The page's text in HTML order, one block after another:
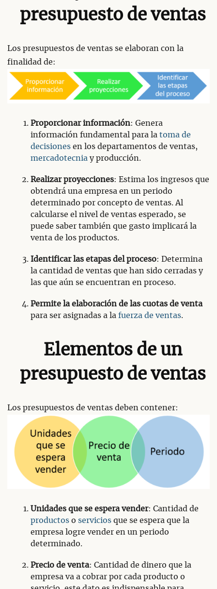
presupuesto de ventas
Los presupuestos de ventas se elaboran con la
finalidad de:
Proporcionar información: Genera
información fundamental para la toma de
decisiones en los departamentos de ventas,
mercadotecnia y producción.
Realizar proyecciones: Estima los ingresos que
obtendrá una empresa en un periodo
determinado por concepto de ventas. Al
calcularse el nivel de ventas esperado, se
puede saber también que gasto implicará la
venta de los productos.
Identificar las etapas del proceso: Determina
la cantidad de ventas que han sido cerradas y
las que aún se encuentran en proceso.
Permite la elaboración de las cuotas de venta
para ser asignadas a la fuerza de ventas.
Elementos de un
presupuesto de ventas
Los presupuestos de ventas deben contener:
Unidades que se espera vender: Cantidad de
productos o servicios que se espera que la
empresa logre vender en un periodo
determinado.
Precio de venta: Cantidad de dinero que la
empresa va a cobrar por cada producto o